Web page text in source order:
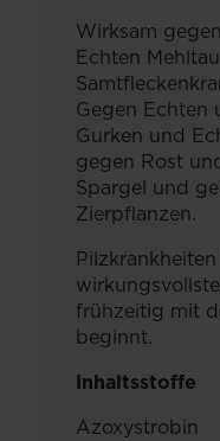
Wirksam
Echten
Gegen Echten
Gurken und
gegen Rost
Spargel und
Zierpflanzen.
frühzeitig mit
beginnt.
Inhaltsstoffe
Azoxystrobin